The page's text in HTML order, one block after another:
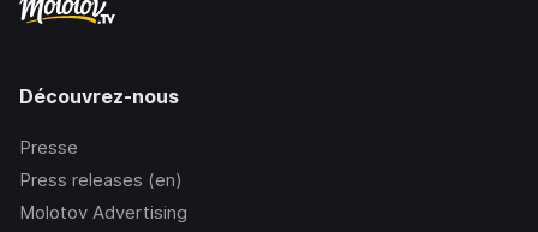
Découvrez-nous
Presse
Press releases (en)
Molotov Advertising